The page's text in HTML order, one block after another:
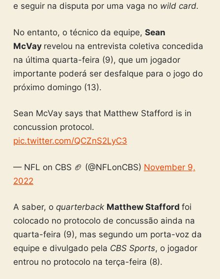
e seguir na disputa por uma vaga no wild card.
No entanto, o técnico da equipe, Sean
McVay revelou na entrevista coletiva concedida
na última quarta-feira (9), que um jogador
importante poderá ser desfalque para o jogo do
próximo domingo (13).
Sean McVay says that Matthew Stafford is in
concussion protocol.
pic.twitter.com/QCZnS2LyC3
— NFL on CBS 🏈 (@NFLonCBS) November 9,
2022
A saber, o quarterback Matthew Stafford foi
colocado no protocolo de concussão ainda na
quarta-feira (9), mas segundo um porta-voz da
equipe e divulgado pela CBS Sports, o jogador
entrou no protocolo na terça-feira (8).